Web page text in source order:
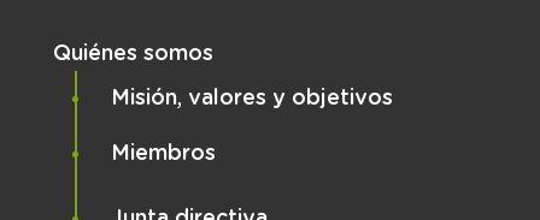
Navegación principal
Quiénes somos
Misión, valores y objetivos
Miembros